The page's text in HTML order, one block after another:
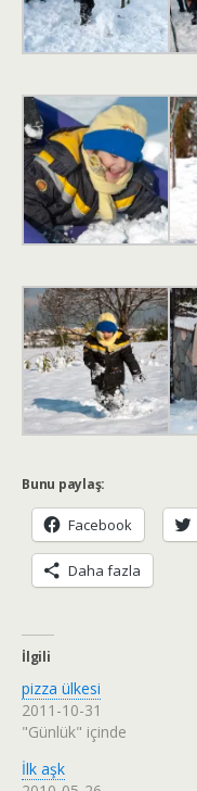
Bunu paylaş:
Facebook
Daha fazla
İlgili
pizza ülkesi
2011-10-31
"Günlük" içinde
İlk aşk